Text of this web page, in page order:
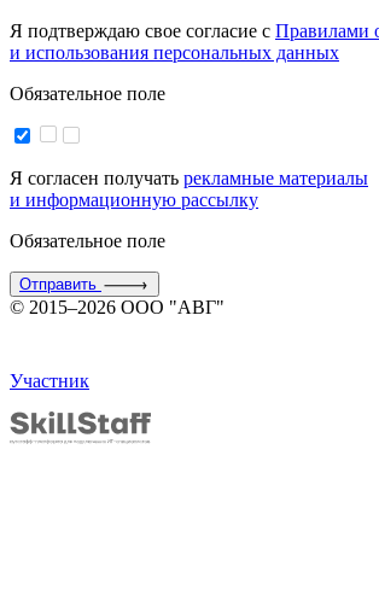
Я подтверждаю свое согласие с Правилами
и использования персональных данных
Обязательное поле
Я согласен получать рекламные материалы
и информационную рассылку
Обязательное поле
Отправить
© 2015–2026 ООО "АВГ"
Участник